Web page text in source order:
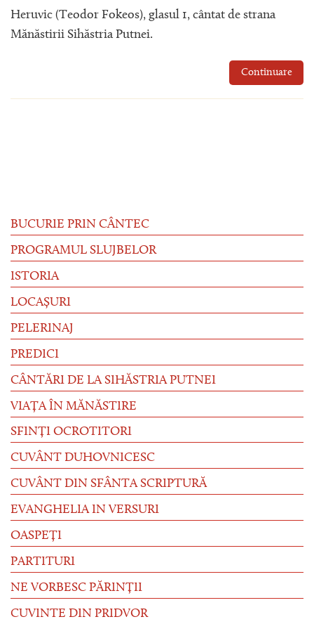
Heruvic (Teodor Fokeos), glasul 1, cântat de strana
Mănăstirii Sihăstria Putnei.
Continuare
BUCURIE PRIN CÂNTEC
PROGRAMUL SLUJBELOR
ISTORIA
LOCAȘURI
PELERINAJ
PREDICI
CÂNTĂRI DE LA SIHĂSTRIA PUTNEI
VIAȚA ÎN MĂNĂSTIRE
SFINȚI OCROTITORI
CUVÂNT DUHOVNICESC
CUVÂNT DIN SFÂNTA SCRIPTURĂ
EVANGHELIA IN VERSURI
OASPEȚI
PARTITURI
NE VORBESC PĂRINȚII
CUVINTE DIN PRIDVOR